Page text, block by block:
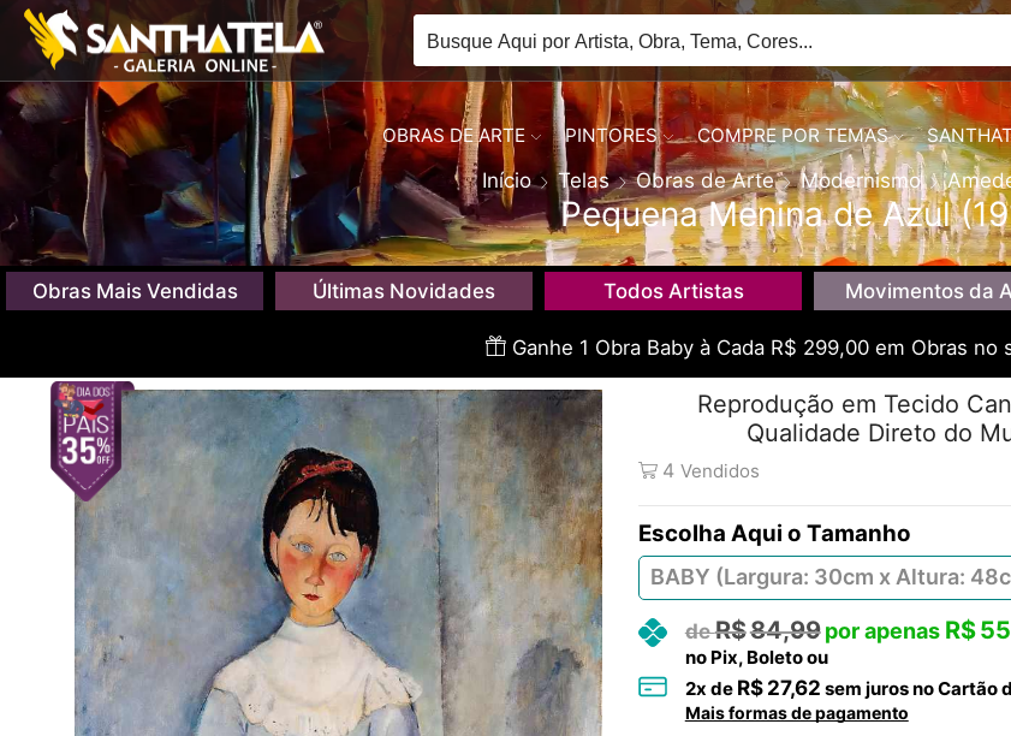
OBRAS DE ARTE PINTORES COMPRE POR TEMAS
Início Telas Obras de Arte Modernismo
Pequena Menina de Azul
Obras Mais Vendidas Últimas Novidades Todos Artistas Movimentos da
Ganhe 1 Obra Baby à Cada R$ 299,00 em Obras no
Reprodução em Tecido
Qualidade Direto do
4 Vendidos
Tamanho
R$84,99 R$
no Pix, Boleto ou
2x de R$ 27,62 sem juros no Cartão
Mais formas de pagamento